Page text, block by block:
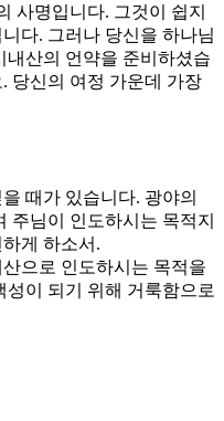
사명입니다. 그것이 쉽지
다. 그러나 당신을 하나님
내산의 언약을 준비하셨습
당신의 여정 가운데 가장
때가 있습니다. 광야의
주님이 인도하시는 목적지
게 하소서.
으로 인도하시는 목적을
이 되기 위해 거룩함으로